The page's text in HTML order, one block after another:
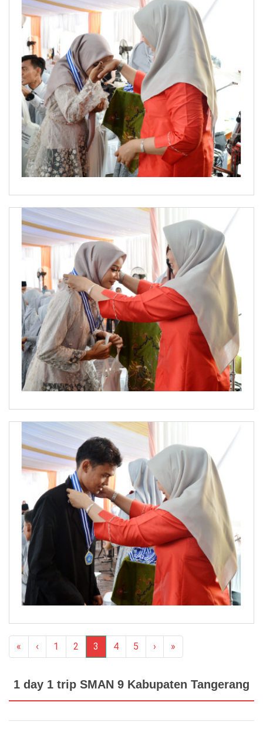
1 day 1 trip SMAN 9 Kabupaten Tangerang
« ‹ 1 2 3 4 5 › »